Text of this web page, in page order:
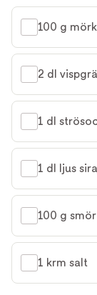
100 g
2 dl
1 dl
1 dl ljus
100 g smör
1 krm salt